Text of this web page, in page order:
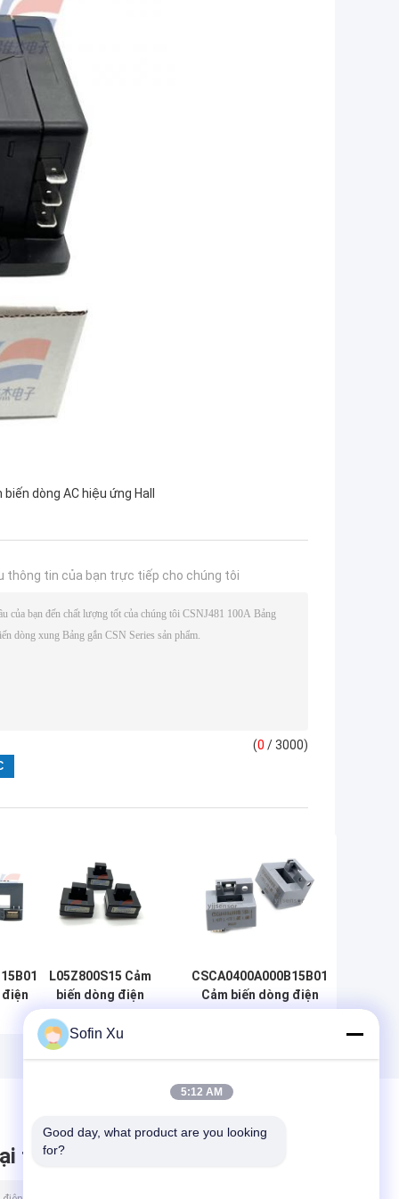
biến dòng AC hiệu ứng Hall
thông tin của bạn trực tiếp cho chúng tôi
(0 / 3000)
điện
L05Z800S15 Cảm
biến dòng điện
công nghiệp mở
vòng lặp tỷ lệ từ
tính thông qua
CSCA0400A000B15B01
Cảm biến dòng điện
công nghiệp vòng mở
tin nhắn
Sofin Xu
5:12 AM
Good day, what product are you looking
for?